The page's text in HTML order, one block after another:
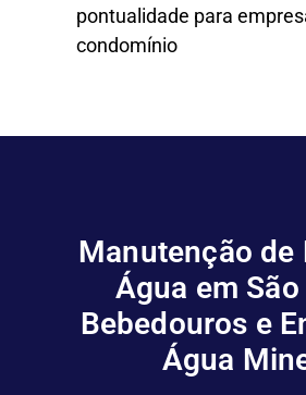
pontualidade para
condomínio
Manutenção de
Água em
Bebedouros e
Água